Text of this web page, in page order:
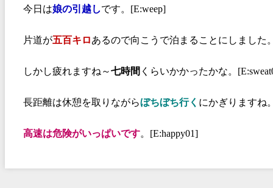
今日は娘の引越しです。[E:weep]
片道が五百キロあるので向こうで泊まることにしました
しかし疲れますね～七時間 くらいかかったかな。
長距離は休憩を取りながらぼちぼち行く にかぎりますね
高速は危険がいっぱいです。[E:happy01]